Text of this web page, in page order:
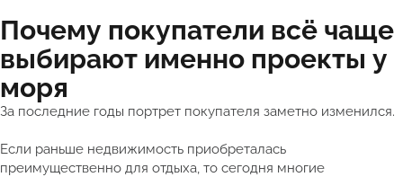
Почему покупатели всё чаще
выбирают именно проекты у
моря
За последние годы портрет покупателя заметно изменился.
Если раньше недвижимость приобреталась
преимущественно для отдыха, то сегодня многие